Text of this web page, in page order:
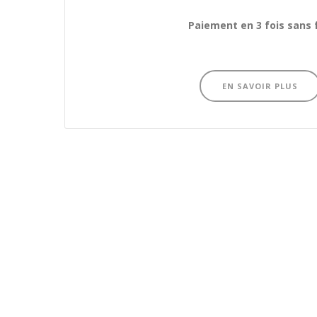
Paiement en 3 fois sans
EN SAVOIR PLUS